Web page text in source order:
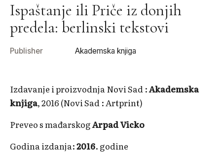
Ispaštanje ili Priče iz donjih
predela: berlinski tekstovi
Publisher Akademska knjiga
Izdavanje i proizvodnja Novi Sad :Akademska
knjiga, 2016 (Novi Sad : Artprint)
Preveo s mađarskogArpad Vicko
Godina izdanja:2016. godine